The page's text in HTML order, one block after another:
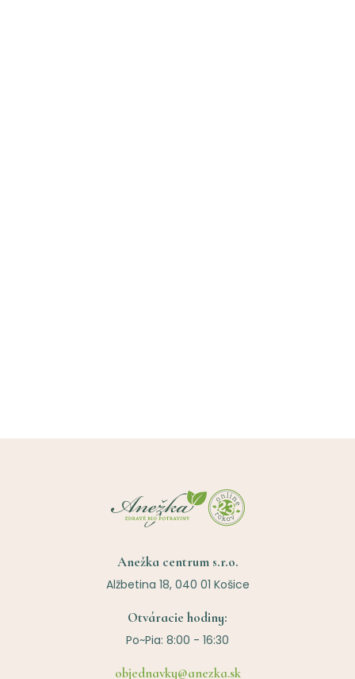
Anežka centrum s.r.o.
Alžbetina 18, 040 01 Košice
Otváracie hodiny:
Po~Pia: 8:00 - 16:30
objednavky@anezka.sk